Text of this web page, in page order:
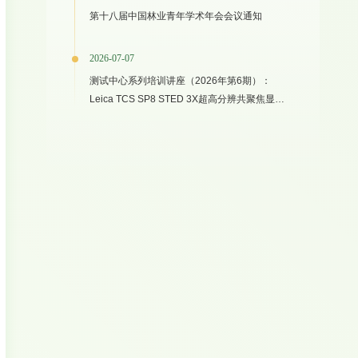
第十八届中国林业青年学术年会会议通知
2026-07-07
测试中心系列培训讲座（2026年第6期）：
Leica TCS SP8 STED 3X超高分辨共聚焦显微